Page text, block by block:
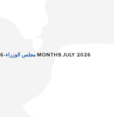
مجلس الوزراء- 16 MONTHS.JULY 2026